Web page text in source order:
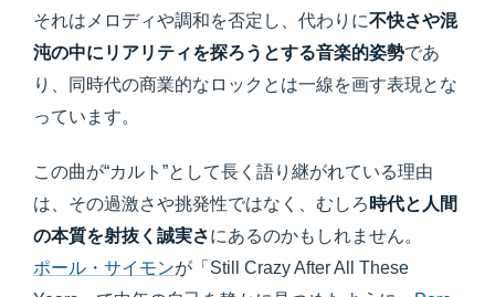
それはメロディや調和を否定し、代わりに不快さや混
沌の中にリアリティを探ろうとする音楽的姿勢であ
り、同時代の商業的なロックとは一線を画す表現とな
っています。
この曲が“カルト”として長く語り継がれている理由
は、その過激さや挑発性ではなく、むしろ 時代と人間
の本質を射抜く誠実さにあるのかもしれません。
ポール・サイモンが「Still Crazy After All These